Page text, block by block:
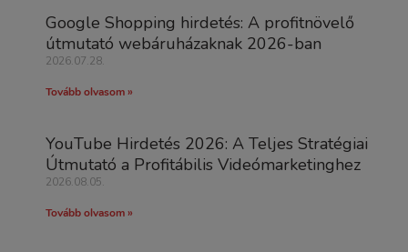
Google Shopping hirdetés: A profitnövelő
útmutató webáruházaknak 2026-ban
2026.07.28.
Tovább olvasom »
YouTube Hirdetés 2026: A Teljes Stratégiai
Útmutató a Profitábilis Videómarketinghez
2026.08.05.
Tovább olvasom »